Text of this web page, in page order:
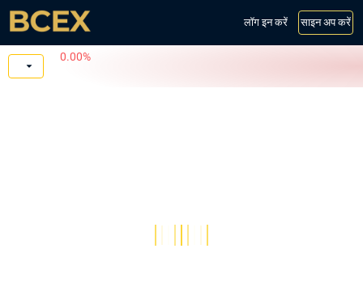
लॉग इन करें साइन अप करें
0.00%